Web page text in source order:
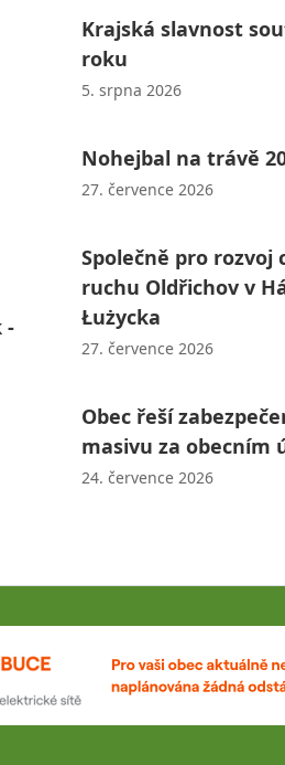
-
Krajská slavnost
roku
5. srpna 2026
Nohejbal na trávě
27. července 2026
Společně pro rozvoj
ruchu Oldřichov v
Łużycka
27. července 2026
Obec řeší
masivu za obecním
24. července 2026